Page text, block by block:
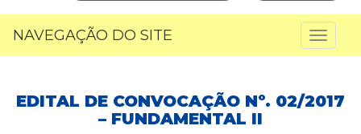
NAVEGAÇÃO DO SITE
EDITAL DE CONVOCAÇÃO Nº. 02/2017
– FUNDAMENTAL II